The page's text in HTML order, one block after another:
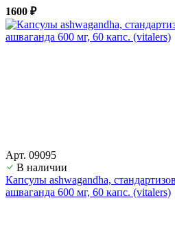
1600 ₽
Арт. 09095
В наличии
Капсулы ashwagandha,
ашвагандa 600 мг, 60 капс. (vitalers)